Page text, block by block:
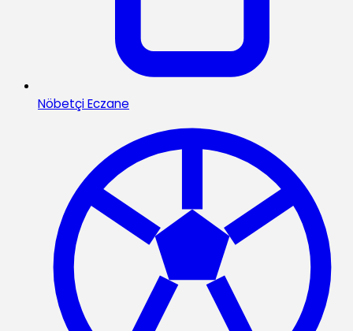
Nöbetçi Eczane